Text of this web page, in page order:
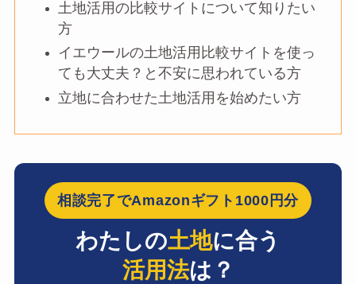
土地活用の比較サイトについて知りたい
方
イエウールの土地活用比較サイトを使っ
ても大丈夫？と不安に思われている方
立地に合わせた土地活用を始めたい方
相談完了でAmazonギフト1000円分
わたしの土地に合う
活用法は？